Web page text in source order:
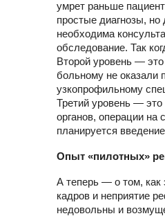
умрет раньше
простые диагнозы,
необходима
обследование. Так
Второй уровень —
больному не оказали
узкопрофильному
Третий уровень — это
органов, операции
планируется
Опыт «пилотных»
А теперь — о том, как
кадров и неприятие
недовольны и